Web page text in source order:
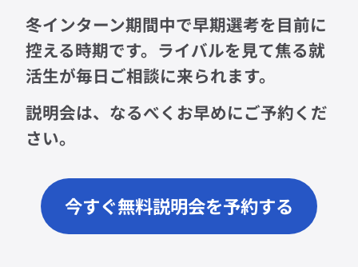
冬インターン期間中で早期選考を目前に
控える時期です。ライバルを見て焦る就
活生が毎日ご相談に来られます。
説明会は、なるべくお早めにご予約くだ
さい。
今すぐ無料説明会を予約する